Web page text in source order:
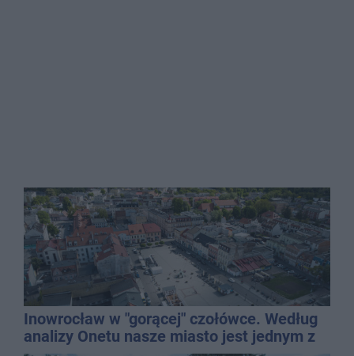
Inowrocław w "gorącej" czołówce. Według
analizy Onetu nasze miasto jest jednym z